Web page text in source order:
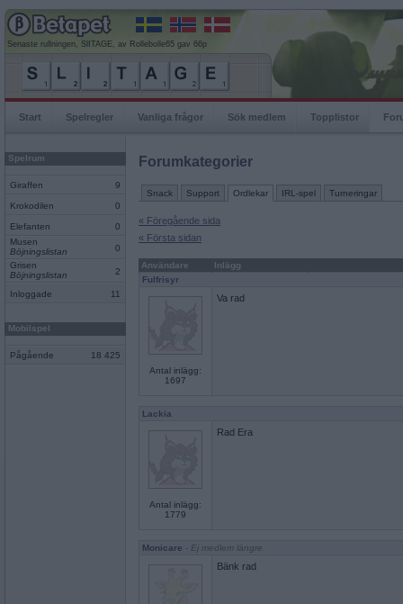
Senaste rullningen, SlITAGE, av Rollebolle65 gav 66p
Start Spelregler Vanliga frågor Sök medlem Topplistor
Spelrum
Giraffen 9
Krokodilen 0
Elefanten
0
Musen
Böjningslistan
0
Grisen
Böjningslistan
2
Inloggade 11
Mobilspel
Pågående 18 425
Forumkategorier
Snack Support Ordlekar IRL-spel Turneringar
« Föregående sida
« Första sidan
Användare
Inlägg
Fulfrisyr
Antal inlägg:
1697
Va rad
Lackia
Antal inlägg:
1779
Rad Era
Monicare - Ej medlem längre
Bänk rad